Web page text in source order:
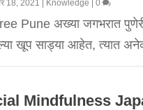
18, 2021 Knowledge |0
Pune अख्या जगभरात
खूप साड्या आहेत, त्यात
Mindfulness